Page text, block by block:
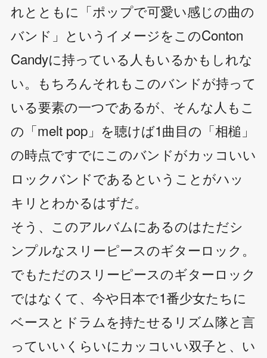
れとともに「ポップで可愛い感じの曲の
バンド」というイメージをこのConton
Candyに持っている人もいるかもしれな
い。もちろんそれもこのバンドが持って
いる要素の一つであるが、そんな人もこ
の「melt pop」を聴けば1曲目の「相槌」
の時点ですでにこのバンドがカッコいい
ロックバンドであるということがハッ
キリとわかるはずだ。
そう、このアルバムにあるのはただシ
ンプルなスリーピースのギターロック。
でもただのスリーピースのギターロック
ではなくて、今や日本で1番少女たちに
ベースとドラムを持たせるリズム隊と言
っていいくらいにカッコいい双子と、い